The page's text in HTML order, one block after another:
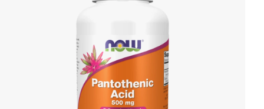
hvězdiček.